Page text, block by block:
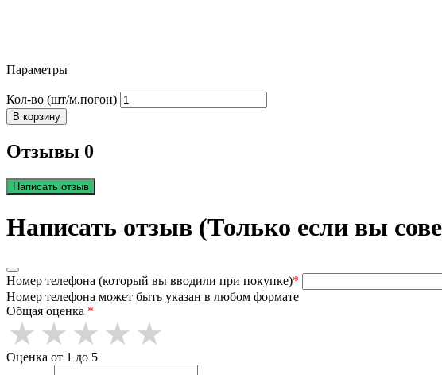
Параметры
Кол-во (шт/м.погон)
В корзину
Отзывы 0
Написать отзыв
Написать отзыв (Только если вы
Номер телефона (который вы вводили при покупке)*
Номер телефона может быть указан в любом формате
Общая оценка *
Оценка от 1 до 5